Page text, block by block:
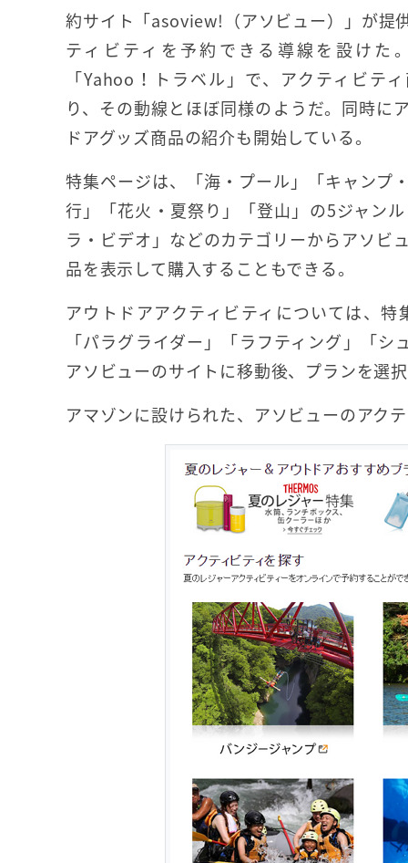
約サイト「asoview!（アソビュー）」が提
ティビティを予約できる導線を設けた
「Yahoo！トラベル」で、アクティビテ
り、その動線とほぼ同様のようだ。同時に
ドアグッズ商品の紹介も開始している。
特集ページは、「海・プール」「キャンプ
行」「花火・夏祭り」「登山」の5ジャン
ラ・ビデオ」などのカテゴリーからアソビ
品を表示して購入することもできる。
アウトドアアクティビティについては、
「パラグライダー」「ラフティング」「
アソビューのサイトに移動後、プランを選
アマゾンに設けられた、アソビューのアク